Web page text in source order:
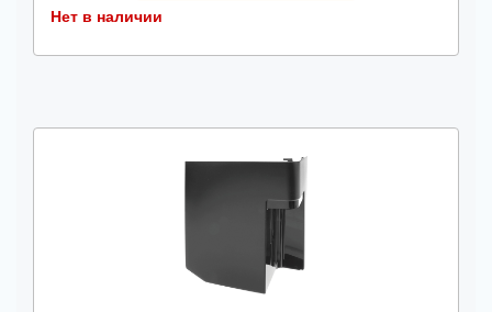
Нет в наличии